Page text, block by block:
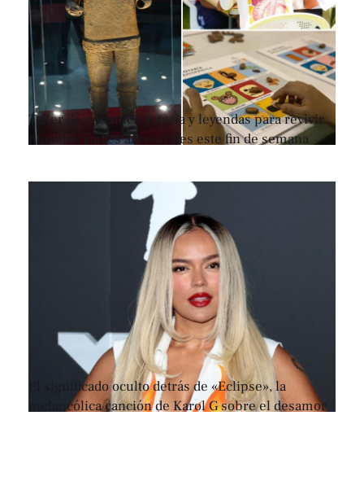
Taller de cerámica, lotería y leyendas para revivir
nuestras raíces ancestrales este fin de semana
El significado oculto detrás de «Eclipse», la
melancólica canción de Karol G sobre el desamor